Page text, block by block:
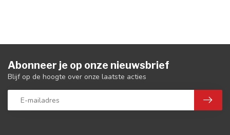
Abonneer je op onze nieuwsbrief
Blijf op de hoogte over onze laatste acties